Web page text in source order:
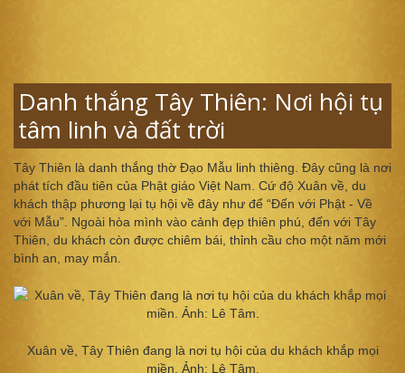
Danh thắng Tây Thiên: Nơi hội tụ
tâm linh và đất trời
Tây Thiên là danh thắng thờ Ðạo Mẫu linh thiêng. Ðây cũng là nơi
phát tích đầu tiên của Phật giáo Việt Nam. Cứ độ Xuân về, du
khách thập phương lại tụ hội về đây như để “Ðến với Phật - Về
với Mẫu”. Ngoài hòa mình vào cảnh đẹp thiên phú, đến với Tây
Thiên, du khách còn được chiêm bái, thỉnh cầu cho một năm mới
bình an, may mắn.
Xuân về, Tây Thiên đang là nơi tụ hội của du khách khắp mọi
miền​. Ảnh: Lê Tâm.